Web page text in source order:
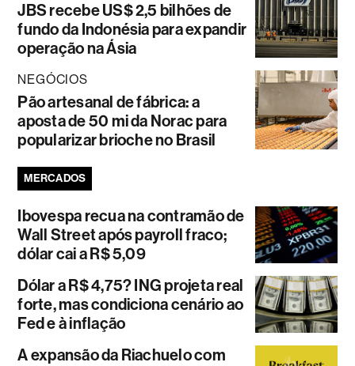
JBS recebe US$ 2,5 bilhões de
fundo da Indonésia para expandir
operação na Ásia
NEGÓCIOS
Pão artesanal de fábrica: a
aposta de 50 mi da Norac para
popularizar brioche no Brasil
MERCADOS
Ibovespa recua na contramão de
Wall Street após payroll fraco;
dólar cai a R$ 5,09
Dólar a R$ 4,75? ING projeta real
forte, mas condiciona cenário ao
Fed e à inflação
A expansão da Riachuelo com